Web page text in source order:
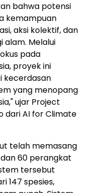
bahwa potensi
kemampuan
aksi kolektif, dan
alam. Melalui
pada
proyek ini
kecerdasan
yang menopang
ujar Project
dari AI for Climate
telah memasang
60 perangkat
tersebut
147 spesies,